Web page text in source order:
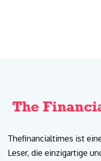
Thefinancialtimes ist
Leser, die einzigartige